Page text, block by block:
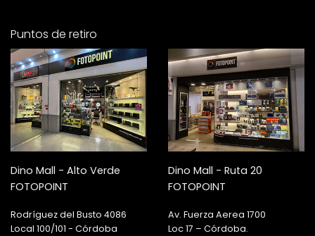
Puntos de retiro
Dino Mall - Alto Verde
FOTOPOINT
Rodríguez del Busto 4086
Local 100/101 - Córdoba
Dino Mall - Ruta 20
FOTOPOINT
Av. Fuerza Aerea 1700
Loc 17 – Córdoba.